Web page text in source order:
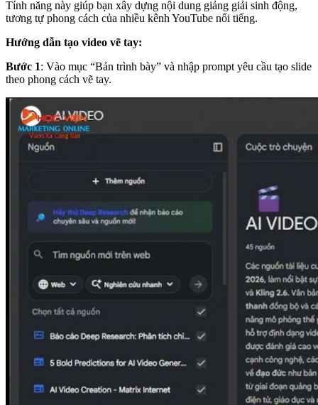
Tính năng này giúp bạn xây dựng nội dung giảng giải sinh động,
tương tự phong cách của nhiều kênh YouTube nổi tiếng.
Hướng dẫn tạo video vẽ tay:
Bước 1: Vào mục “Bản trình bày” và nhập prompt yêu cầu tạo slide
theo phong cách vẽ tay.